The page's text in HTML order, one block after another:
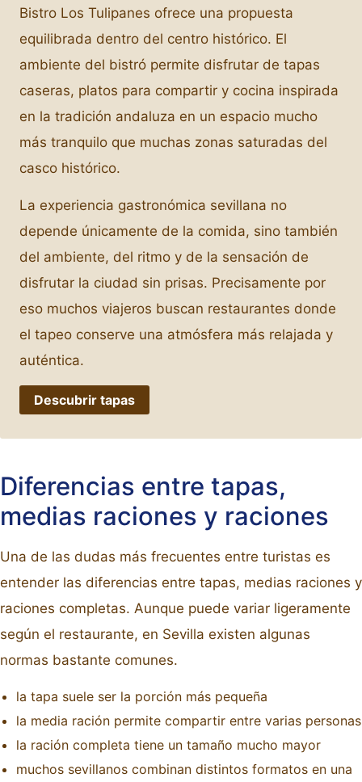
Bistro Los Tulipanes ofrece una propuesta
equilibrada dentro del centro histórico. El
ambiente del bistró permite disfrutar de tapas
caseras, platos para compartir y cocina inspirada
en la tradición andaluza en un espacio mucho
más tranquilo que muchas zonas saturadas del
casco histórico.
La experiencia gastronómica sevillana no
depende únicamente de la comida, sino también
del ambiente, del ritmo y de la sensación de
disfrutar la ciudad sin prisas. Precisamente por
eso muchos viajeros buscan restaurantes donde
el tapeo conserve una atmósfera más relajada y
auténtica.
Descubrir tapas
Diferencias entre tapas,
medias raciones y raciones
Una de las dudas más frecuentes entre turistas es
entender las diferencias entre tapas, medias raciones y
raciones completas. Aunque puede variar ligeramente
según el restaurante, en Sevilla existen algunas
normas bastante comunes.
la tapa suele ser la porción más pequeña
la media ración permite compartir entre varias personas
la ración completa tiene un tamaño mucho mayor
muchos sevillanos combinan distintos formatos en una